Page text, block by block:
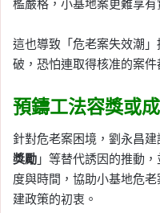
檻嚴格，小基地案更難享有
這也導致「危老案失效潮
破，恐怕連取得核准的案件
預鑄工法容獎或
針對危老案困境，劉永昌
獎勵 」等替代誘因的推動
度與時間，協助小基地危
建政策的初衷。